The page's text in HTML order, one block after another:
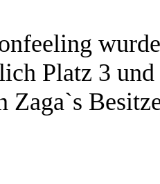
Platz 3
Zaga`s